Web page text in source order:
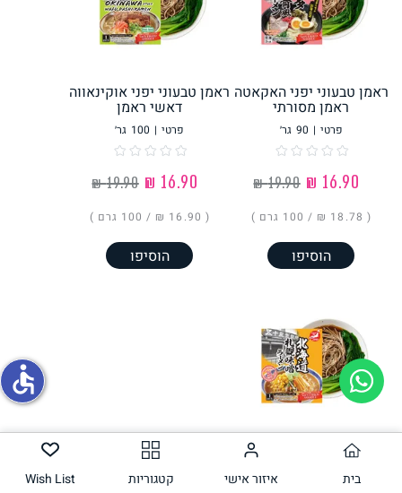
תחליפי ביצה
ראמן טבעוני יפני האקאטה
ראמן מסורתי
90 גר׳ | פרטי
‏19.90 ₪
( ‏18.78 ₪ / 100 גרם )
הוסיפו
ראמן טבעוני יפני אוקינאווה
דאשי ראמן
100 גר׳ | פרטי
‏19.90 ₪
( ‏16.90 ₪ / 100 גרם )
הוסיפו
ראמן טבעוני יפני סאפורו
גר׳ פרטיבית איזור אישי קטגוריות Wish List
accessible